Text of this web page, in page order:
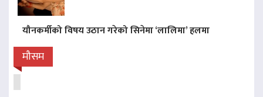
यौनकर्मीको विषय उठान गरेको सिनेमा ‘लालिमा’ हलमा
मौसम